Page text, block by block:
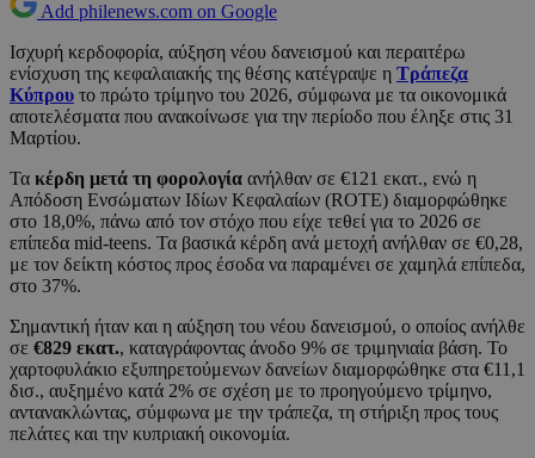
Add philenews.com on Google
Ισχυρή κερδοφορία, αύξηση νέου δανεισμού και περαιτέρω
ενίσχυση της κεφαλαιακής της θέσης κατέγραψε η Τράπεζα
Κύπρου το πρώτο τρίμηνο του 2026, σύμφωνα με τα οικονομικά
αποτελέσματα που ανακοίνωσε για την περίοδο που έληξε στις 31
Μαρτίου.
Τα κέρδη μετά τη φορολογία ανήλθαν σε €121 εκατ., ενώ η
Απόδοση Ενσώματων Ιδίων Κεφαλαίων (ROTE) διαμορφώθηκε
στο 18,0%, πάνω από τον στόχο που είχε τεθεί για το 2026 σε
επίπεδα mid-teens. Τα βασικά κέρδη ανά μετοχή ανήλθαν σε €0,28,
με τον δείκτη κόστος προς έσοδα να παραμένει σε χαμηλά επίπεδα,
στο 37%.
Σημαντική ήταν και η αύξηση του νέου δανεισμού, ο οποίος ανήλθε
σε €829 εκατ., καταγράφοντας άνοδο 9% σε τριμηνιαία βάση. Το
χαρτοφυλάκιο εξυπηρετούμενων δανείων διαμορφώθηκε στα €11,1
δισ., αυξημένο κατά 2% σε σχέση με το προηγούμενο τρίμηνο,
αντανακλώντας, σύμφωνα με την τράπεζα, τη στήριξη προς τους
πελάτες και την κυπριακή οικονομία.